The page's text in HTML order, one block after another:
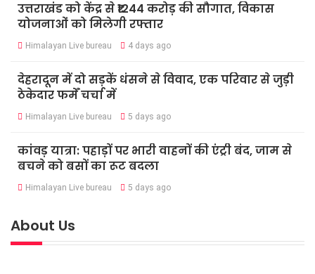
उत्तराखंड को केंद्र से ₹1244 करोड़ की सौगात, विकास
योजनाओं को मिलेगी रफ्तार
Himalayan Live bureau 4 days ago
देहरादून में दो सड़कें धंसने से विवाद, एक परिवार से जुड़ी
ठेकेदार फर्में चर्चा में
Himalayan Live bureau 5 days ago
कांवड़ यात्रा: पहाड़ों पर भारी वाहनों की एंट्री बंद, जाम से
बचने को बसों का रूट बदला
Himalayan Live bureau 5 days ago
About Us